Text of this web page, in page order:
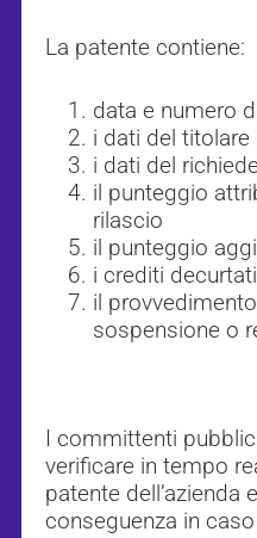
La patente contiene:
data e numero
i dati del titolare
i dati del
il punteggio
rilascio
il punteggio
i crediti
il
sospensione o
I committenti
verificare in tempo
patente dell’azienda
conseguenza in